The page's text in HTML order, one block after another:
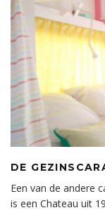
DE
Een van de andere
is een Chateau uit